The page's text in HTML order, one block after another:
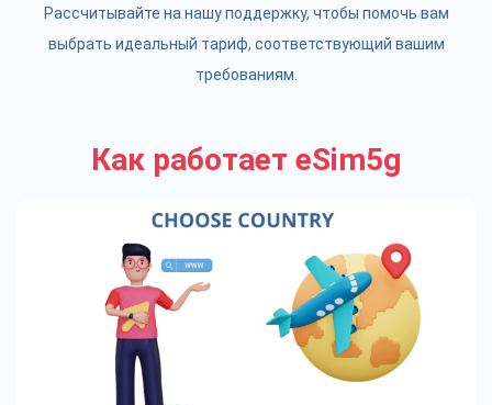
Рассчитывайте на нашу поддержку, чтобы помочь вам
выбрать идеальный тариф, соответствующий вашим
требованиям.
Как работает eSim5g